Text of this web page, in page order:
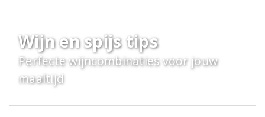
Wijn en spijs tips
Perfecte wijncombinaties voor jouw
maaltijd